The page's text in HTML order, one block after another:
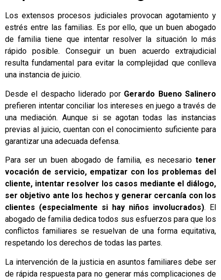
Los extensos procesos judiciales provocan agotamiento y
estrés entre las familias. Es por ello, que un buen abogado
de familia tiene que intentar resolver la situación lo más
rápido posible. Conseguir un buen acuerdo extrajudicial
resulta fundamental para evitar la complejidad que conlleva
una instancia de juicio.
Desde el despacho liderado por Gerardo Bueno Salinero
prefieren intentar conciliar los intereses en juego a través de
una mediación. Aunque si se agotan todas las instancias
previas al juicio, cuentan con el conocimiento suficiente para
garantizar una adecuada defensa.
Para ser un buen abogado de familia, es necesario tener
vocación de servicio, empatizar con los problemas del
cliente, intentar resolver los casos mediante el diálogo,
ser objetivo ante los hechos y generar cercanía con los
clientes (especialmente si hay niños involucrados). El
abogado de familia dedica todos sus esfuerzos para que los
conflictos familiares se resuelvan de una forma equitativa,
respetando los derechos de todas las partes.
La intervención de la justicia en asuntos familiares debe ser
de rápida respuesta para no generar más complicaciones de